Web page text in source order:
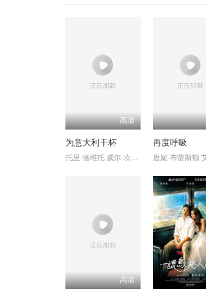
高清
为意大利干杯
托里·德维托 威尔·坎普 莉莉·奈特
再度呼吸
高清